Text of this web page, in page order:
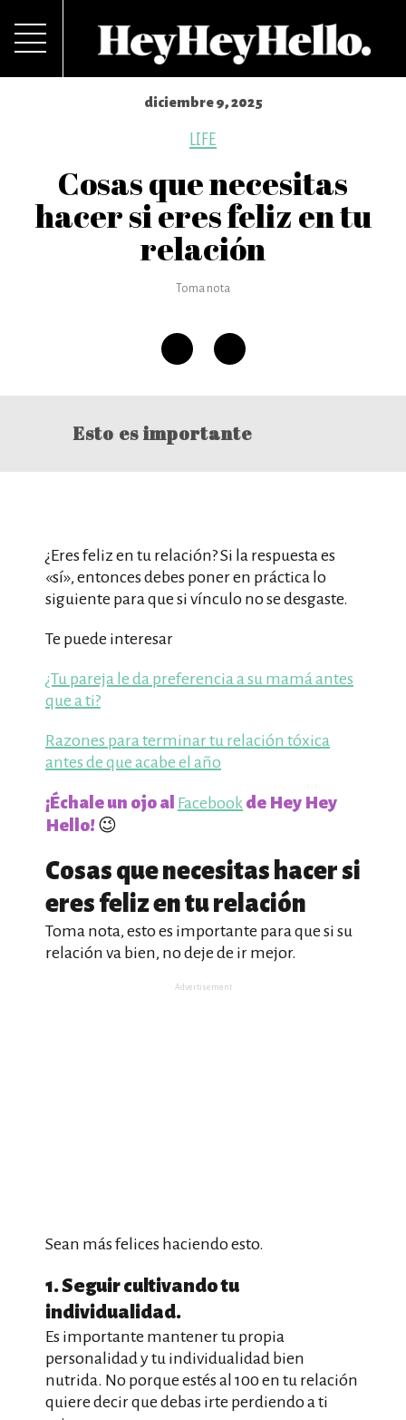
diciembre 9, 2025
LIFE
Cosas que necesitas
hacer si eres feliz en tu
relación
Toma nota
Esto es importante
¿Eres feliz en tu relación? Si la respuesta es
«sí», entonces debes poner en práctica lo
siguiente para que si vínculo no se desgaste.
Te puede interesar
¿Tu pareja le da preferencia a su mamá antes
que a ti?
Razones para terminar tu relación tóxica
antes de que acabe el año
¡Échale un ojo al Facebook de Hey Hey
Hello! 😉
Cosas que necesitas hacer si
eres feliz en tu relación
Toma nota, esto es importante para que si su
relación va bien, no deje de ir mejor.
Advertisement
Sean más felices haciendo esto.
1. Seguir cultivando tu
individualidad.
Es importante mantener tu propia
personalidad y tu individualidad bien
nutrida. No porque estés al 100 en tu relación
quiere decir que debas irte perdiendo a ti